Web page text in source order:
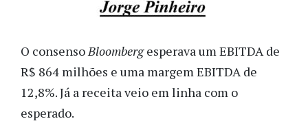
O consensoBloombergesperava um EBITDA de
R$ 864 milhões e uma margem EBITDA de
12,8%. Já a receita veio em linha com o
esperado.